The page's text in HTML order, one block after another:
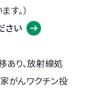
。）
さい
あり、放射線処
がんワクチン投